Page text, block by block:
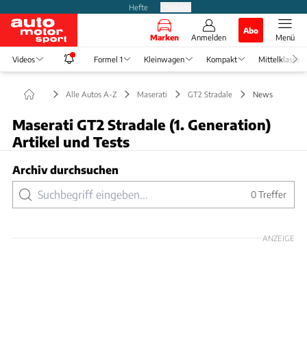
Hefte
Marken Anmelden
Abo
Menü
Videos Formel 1 Kleinwagen Kompakt Mittelklasse
Alle Autos A-Z Maserati GT2 Stradale News
Maserati GT2 Stradale (1. Generation)
Artikel und Tests
Archiv durchsuchen
0Treffer
ANZEIGE